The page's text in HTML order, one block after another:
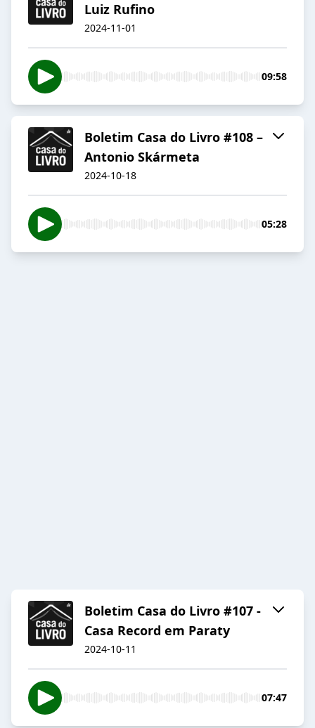
Luiz Rufino
2024-11-01
09:58
Boletim Casa do Livro #108 –
Antonio Skármeta
2024-10-18
05:28
Boletim Casa do Livro #107 -
Casa Record em Paraty
2024-10-11
07:47